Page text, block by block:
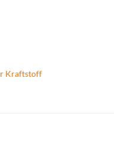
Kraftstoff